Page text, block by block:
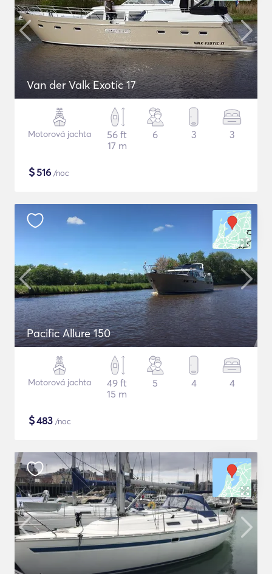
Van der Valk Exotic 17
Motorová jachta
56 ft
17 m
6 3 3
$516 /noc
Pacific Allure 150
Motorová jachta
49 ft
15 m
5 4 4
$483 /noc